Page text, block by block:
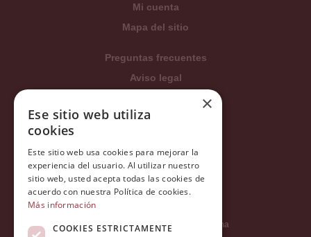
Mi cuenta
Mapa del sitio
Preguntas frecuentes
Aviso legal
Condiciones generales
Política de privacidad
Política Integrada
Tratamiento de datos
Carrer del Duc, 12 - 08002 Barcelona
×
Ese sitio web utiliza
cookies
Este sitio web usa cookies para mejorar la
experiencia del usuario. Al utilizar nuestro
sitio web, usted acepta todas las cookies de
acuerdo con nuestra Política de cookies.
Más información
COOKIES ESTRICTAMENTE